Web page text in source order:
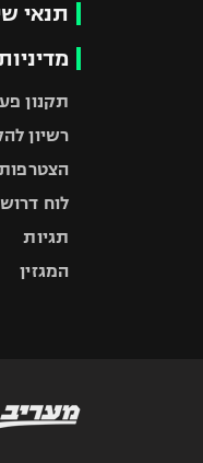
תנאי
תקנון
רשיון
לוח
תגיות
המגזין